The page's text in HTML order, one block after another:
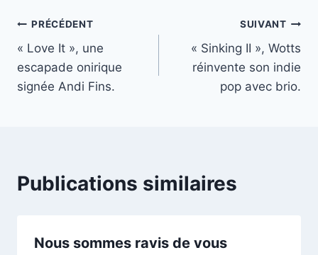
Navigation
de
l’article
PRÉCÉDENT
« Love It », une
escapade onirique
signée Andi Fins.
SUIVANT
« Sinking II », Wotts
réinvente son indie
pop avec brio.
Publications similaires
Nous sommes ravis de vous